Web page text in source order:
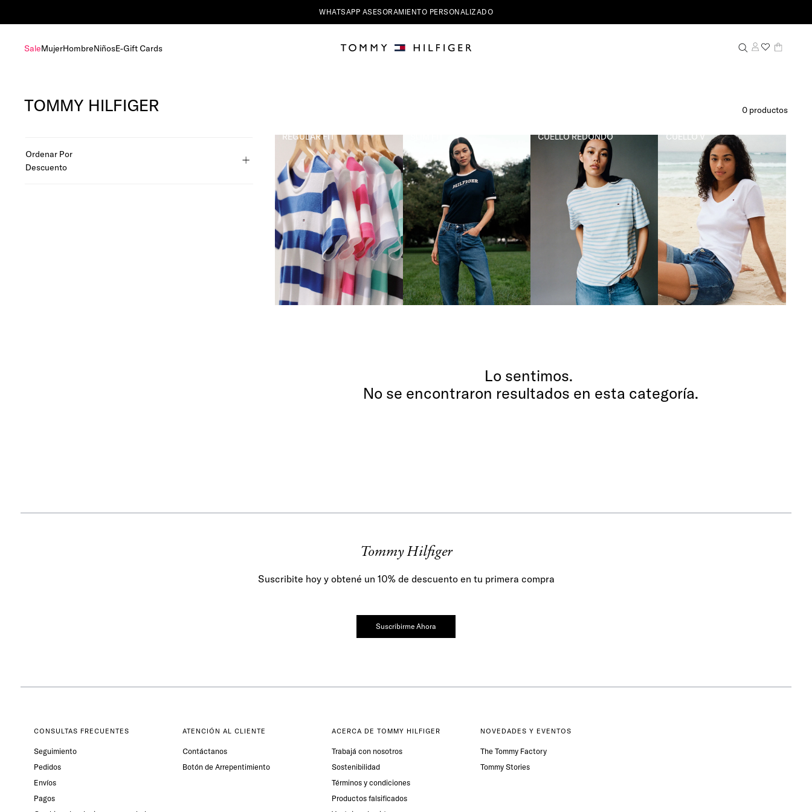
WHATSAPP ASESORAMIENTO PERSONALIZADO
SaleMujerHombreNiñosE-Gift Cards
TOMMY HILFIGER 0 productos
Ordenar Por
Descuento
REGULAR FIT CUELLO REDONDO CUELLO V
Tommy Hilfiger
Suscribite hoy y obtené un 10% de descuento en tu primera compra
Suscribirme Ahora
CONSULTAS FRECUENTES
Seguimiento
Pedidos
Envíos
Pagos
ATENCIÓN AL CLIENTE
Contáctanos
Botón de Arrepentimiento
ACERCA DE TOMMY HILFIGER
Trabajá con nosotros
Sostenibilidad
Términos y condiciones
Productos falsificados
NOVEDADES Y EVENTOS
The Tommy Factory
Tommy Stories